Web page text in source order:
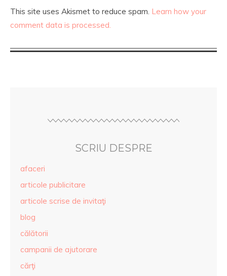
This site uses Akismet to reduce spam. Learn how your
comment data is processed.
SCRIU DESPRE
afaceri
articole publicitare
articole scrise de invitaţi
blog
călătorii
campanii de ajutorare
cărţi